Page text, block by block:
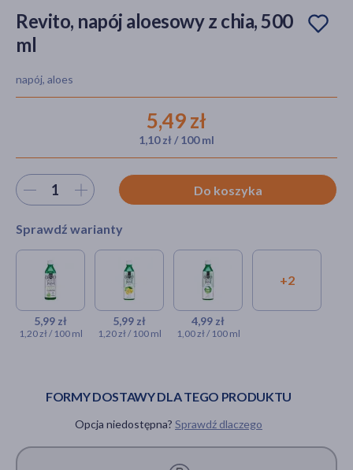
Hit
Hit
Revito, napój aloesowy z chia, 500
ml
napój, aloes
5,49 zł
1,10 zł / 100 ml
Wybierz ilość Do koszyka
Sprawdź warianty
5,99 zł
1,20 zł / 100 ml
ReVito, Napój aloesowy bez
cukru, 500 ml
5,99 zł
5,99 zł
1,20 zł / 100 ml
Revito, napój
aloesowy cytryna i
matcha, 500 ml
4,99 zł
1,00 zł / 100 ml
Revito, napój
aloesowy
+2
FORMY DOSTAWY DLA TEGO PRODUKTU
Opcja niedostępna? Sprawdź dlaczego